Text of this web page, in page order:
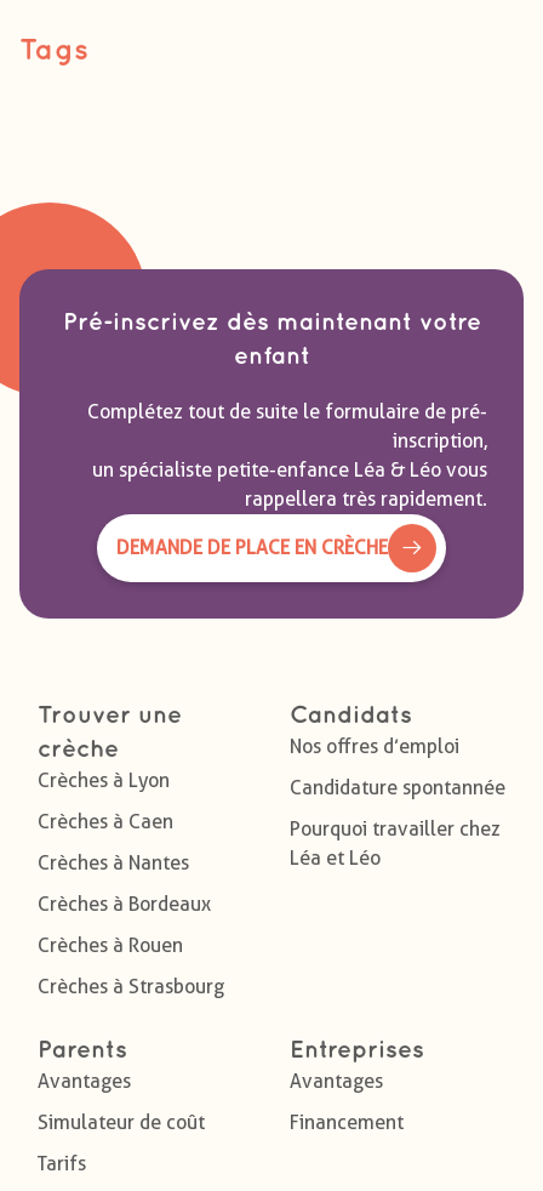
Tags
Pré-inscrivez dès maintenant votre
enfant
Complétez tout de suite le formulaire de pré-
inscription,
un spécialiste petite-enfance Léa & Léo vous
rappellera très rapidement.
DEMANDE DE PLACE EN CRÈCHE
Trouver une
crèche
Crèches à Lyon
Crèches à Caen
Crèches à Nantes
Crèches à Bordeaux
Crèches à Rouen
Crèches à Strasbourg
Candidats
Nos offres d’emploi
Candidature spontannée
Pourquoi travailler chez
Léa et Léo
Parents
Avantages
Simulateur de coût
Tarifs
Entreprises
Avantages
Financement